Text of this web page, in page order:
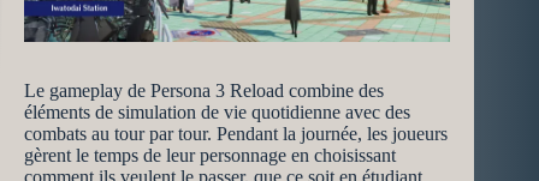
Le gameplay de Persona 3 Reload combine des
éléments de simulation de vie quotidienne avec des
combats au tour par tour. Pendant la journée, les joueurs
gèrent le temps de leur personnage en choisissant